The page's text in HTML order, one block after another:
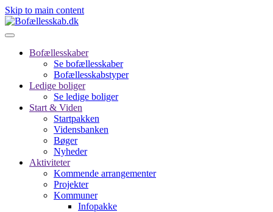
Skip to main content
Bofællesskaber
Se bofællesskaber
Bofællesskabstyper
Ledige boliger
Se ledige boliger
Start & Viden
Startpakken
Vidensbanken
Bøger
Nyheder
Aktiviteter
Kommende arrangementer
Projekter
Kommuner
Infopakke